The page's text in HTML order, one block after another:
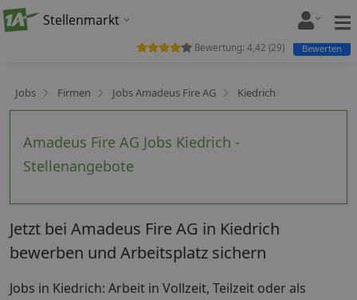
Stellenmarkt
Jobs Firmen Jobs Amadeus Fire AG Kiedrich
Amadeus Fire AG Jobs Kiedrich -
Stellenangebote
Bewertung: 4,42 (29) Bewerten
Jetzt bei Amadeus Fire AG in Kiedrich
bewerben und Arbeitsplatz sichern
Jobs in Kiedrich: Arbeit in Vollzeit, Teilzeit oder als